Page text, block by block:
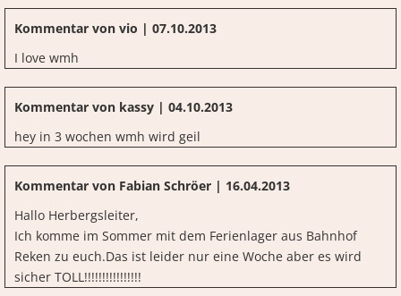
Kommentar von vio | 07.10.2013
I love wmh
Kommentar von kassy | 04.10.2013
hey in 3 wochen wmh wird geil
Kommentar von Fabian Schröer | 16.04.2013
Hallo Herbergsleiter,
Ich komme im Sommer mit dem Ferienlager aus Bahnhof
Reken zu euch.Das ist leider nur eine Woche aber es wird
sicher TOLL!!!!!!!!!!!!!!!!